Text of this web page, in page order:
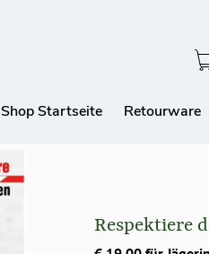
Shop Startseite Retourware
Respektiere